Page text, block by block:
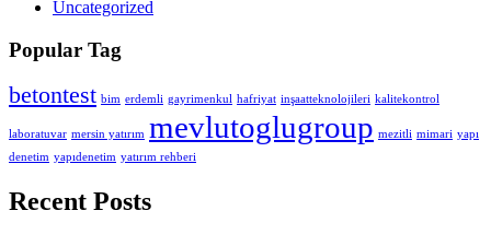
Uncategorized
Popular Tag
betontest bim erdemli gayrimenkul hafriyat inşaatteknolojileri kalitekontrol
laboratuvar mersin yatırım mevlutoglugroup mezitli mimari yapı
denetim yapıdenetim yatırım rehberi
Recent Posts